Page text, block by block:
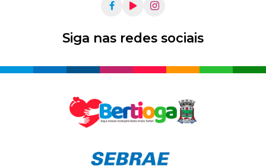
Siga nas redes sociais